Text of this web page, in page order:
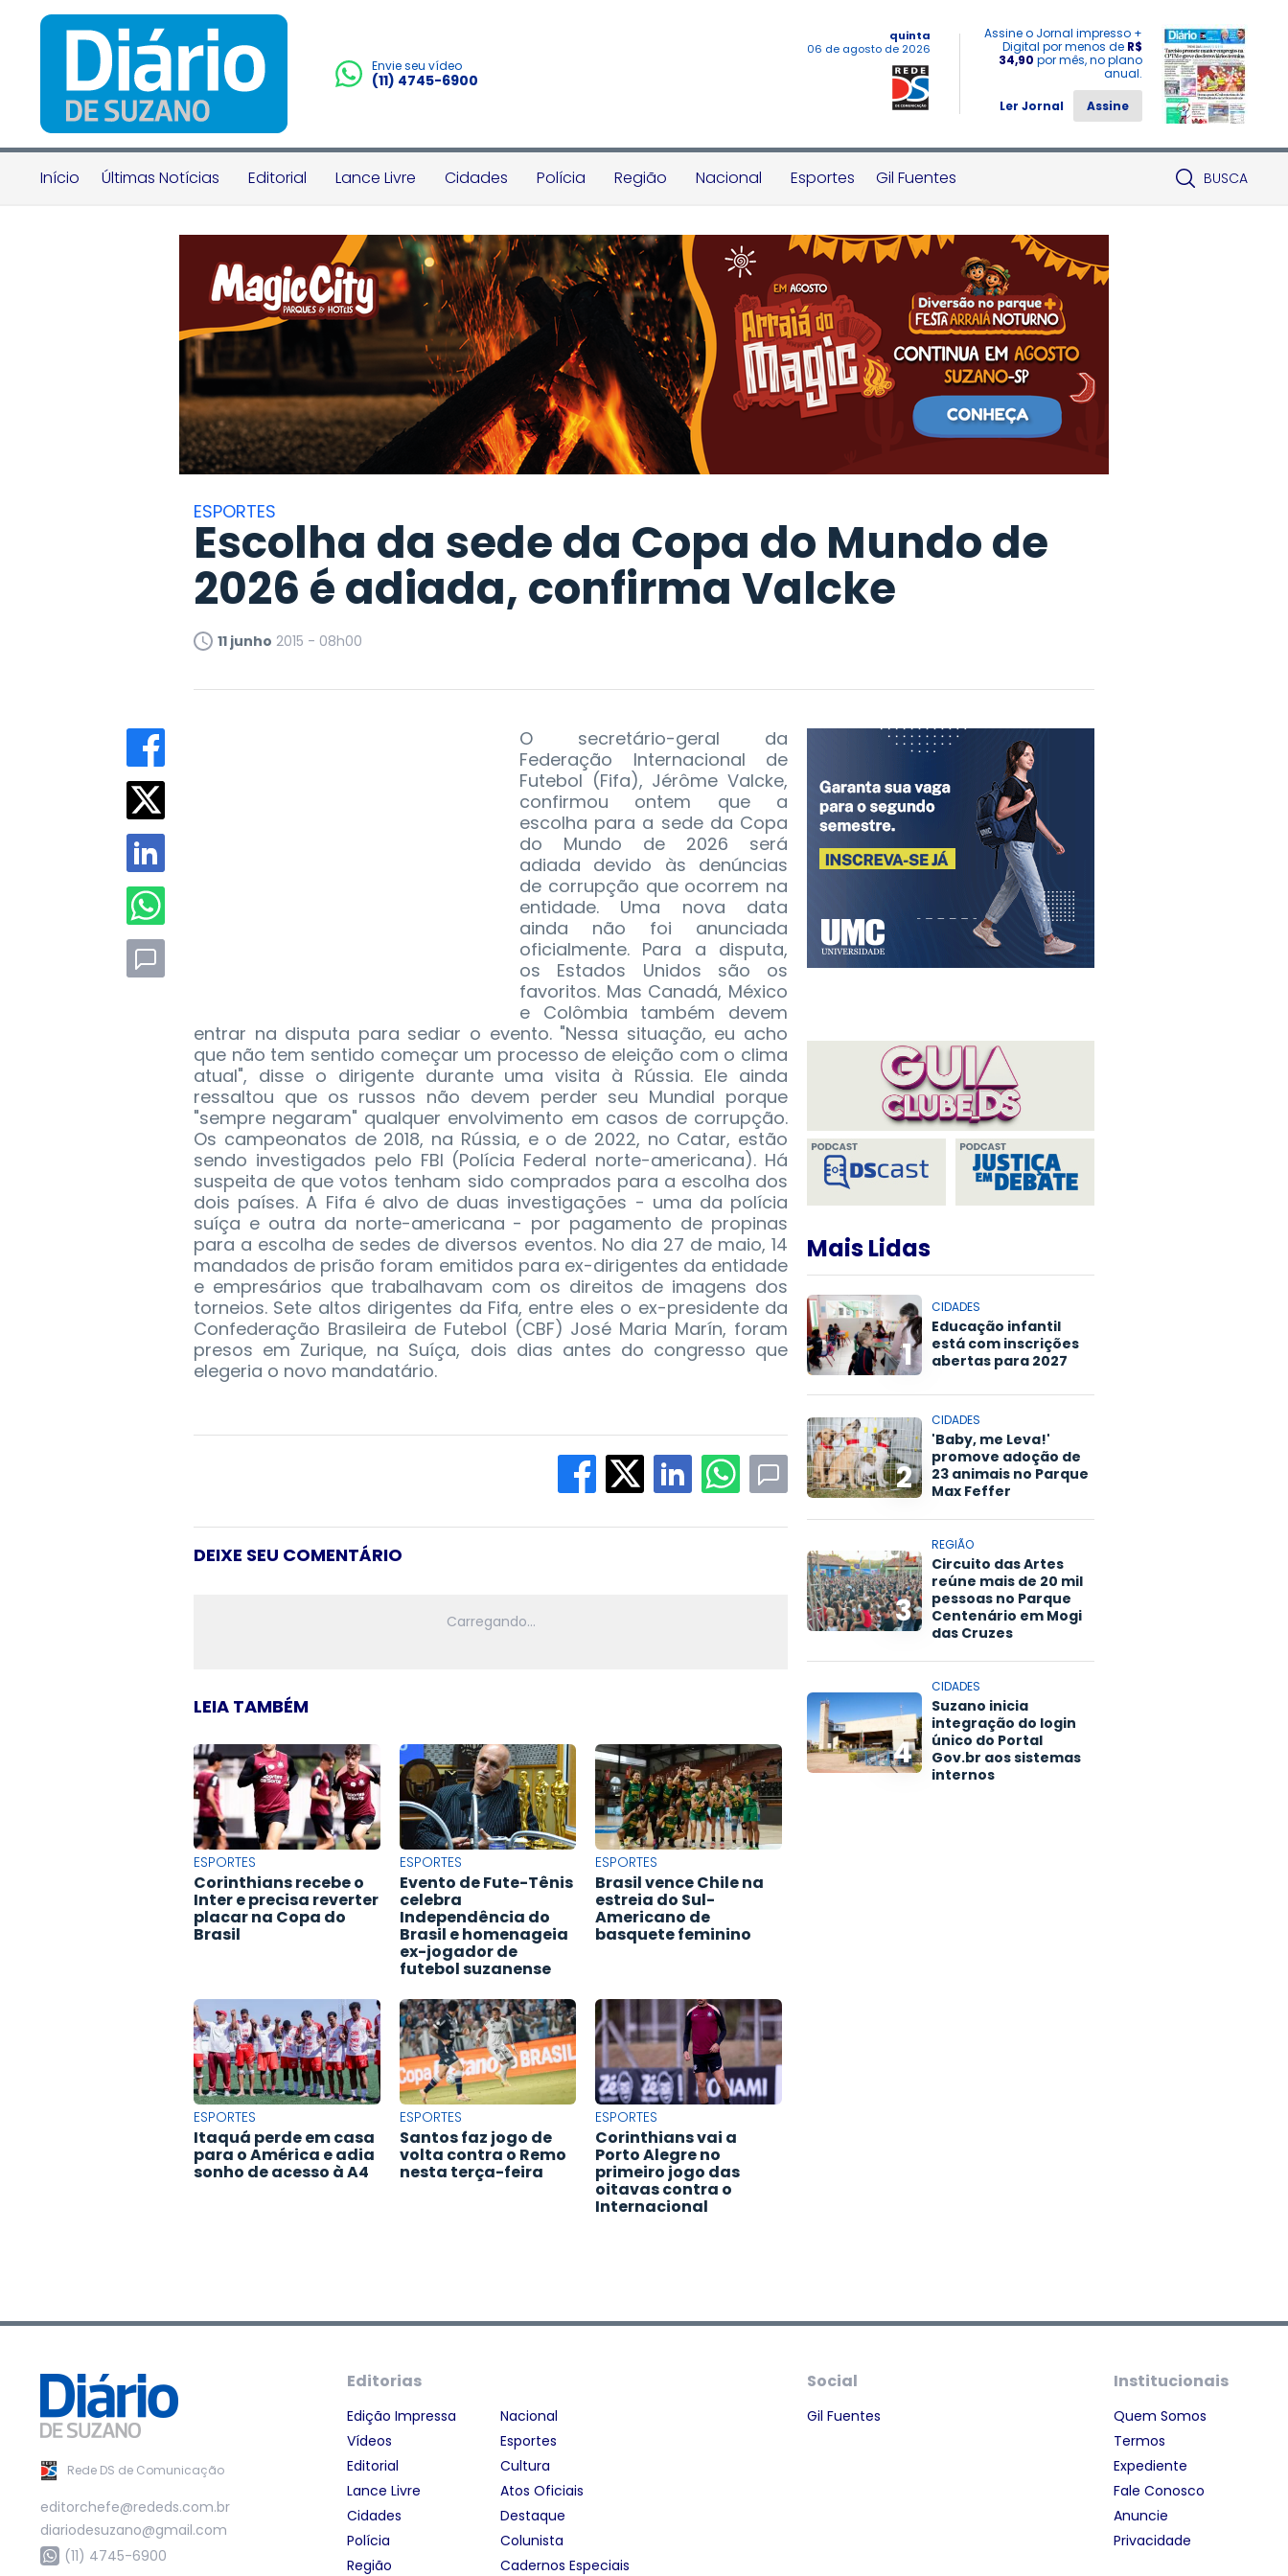
Envie seu vídeo
(11) 4745-6900
quinta
06 de agosto de 2026
Assine o Jornal impresso +
Digital por menos de R$
34,90 por mês, no plano
anual.
Ler Jornal
Assine
Início Últimas Notícias Editorial Lance Livre Cidades Polícia Região Nacional Esportes Gil Fuentes BUSCA
ESPORTES
Escolha da sede da Copa do Mundo de
2026 é adiada, confirma Valcke
11 junho 2015 - 08h00
O secretário-geral da
Federação Internacional de
Futebol (Fifa), Jérôme Valcke,
confirmou ontem que a
escolha para a sede da Copa
do Mundo de 2026 será
adiada devido às denúncias
de corrupção que ocorrem na
entidade. Uma nova data
ainda não foi anunciada
oficialmente. Para a disputa,
os Estados Unidos são os
favoritos. Mas Canadá, México
e Colômbia também devem
entrar na disputa para sediar o evento."Nessa situação, eu acho
que não tem sentido começar um processo de eleição com o clima
atual", disse o dirigente durante uma visita à Rússia. Ele ainda
ressaltou que os russos não devem perder seu Mundial porque
"sempre negaram" qualquer envolvimento em casos de corrupção.
Os campeonatos de 2018, na Rússia, e o de 2022, no Catar, estão
sendo investigados pelo FBI (Polícia Federal norte-americana). Há
suspeita de que votos tenham sido comprados para a escolha dos
dois países. A Fifa é alvo de duas investigações - uma da polícia
suíça e outra da norte-americana - por pagamento de propinas
para a escolha de sedes de diversos eventos. No dia 27 de maio, 14
mandados de prisão foram emitidos para ex-dirigentes da entidade
e empresários que trabalhavam com os direitos de imagens dos
torneios. Sete altos dirigentes da Fifa, entre eles o ex-presidente da
Confederação Brasileira de Futebol (CBF) José Maria Marín, foram
presos em Zurique, na Suíça, dois dias antes do congresso que
elegeria o novo mandatário.
DEIXE SEU COMENTÁRIO
LEIA TAMBÉM
ESPORTES
Corinthians recebe o
Inter e precisa reverter
placar na Copa do
Brasil
ESPORTES
Evento de Fute-Tênis
celebra
Independência do
Brasil e homenageia
ex-jogador de
futebol suzanense
ESPORTES
Brasil vence Chile na
estreia do Sul-
Americano de
basquete feminino
ESPORTES
Itaquá perde em casa
para o América e adia
sonho de acesso à A4
ESPORTES
Santos faz jogo de
volta contra o Remo
nesta terça-feira
ESPORTES
Corinthians vai a
Porto Alegre no
primeiro jogo das
oitavas contra o
Internacional
Mais Lidas
1
CIDADES
Educação infantil
está com inscrições
abertas para 2027
2
CIDADES
'Baby, me Leva!'
promove adoção de
23 animais no Parque
Max Feffer
3
REGIÃO
Circuito das Artes
reúne mais de 20 mil
pessoas no Parque
Centenário em Mogi
das Cruzes
4
CIDADES
Suzano inicia
integração do login
único do Portal
Gov.br aos sistemas
internos
Rede DS de Comunicação
editorchefe@rededs.com.br
diariodesuzano@gmail.com
(11) 4745-6900
Editorias
Edição Impressa
Vídeos
Editorial
Lance Livre
Cidades
Polícia
Região
Nacional
Esportes
Cultura
Atos Oficiais
Destaque
Colunista
Cadernos Especiais
Social
Gil Fuentes
Institucionais
Quem Somos
Termos
Expediente
Fale Conosco
Anuncie
Privacidade